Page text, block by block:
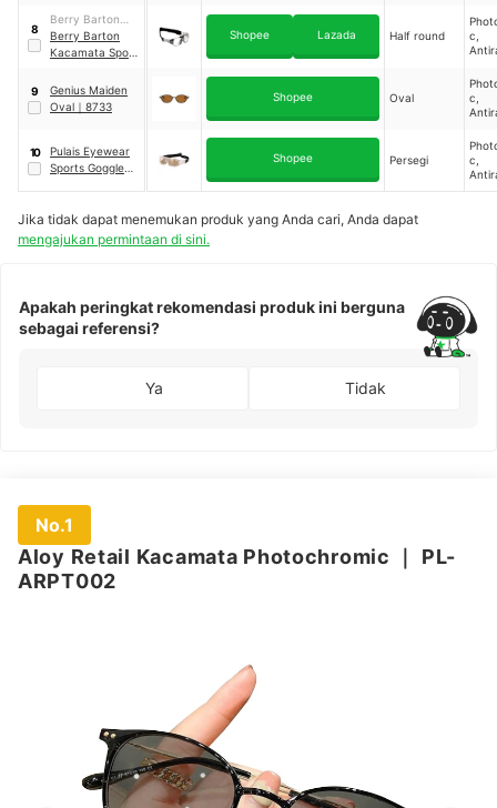
Square
8
Berry Barton
Eyewear
Berry Barton
Kacamata Sport
Photocromic ｜
036
Shopee Lazada Half round
c,
9
Genius Maiden
Oval ｜ 8733
Shopee Oval
c,
10
Pulais Eyewear
Sports Goggles
Shopee Persegi
c,
Jika tidak dapat menemukan produk yang Anda cari, Anda dapat
mengajukan permintaan di sini.
Apakah peringkat rekomendasi produk ini berguna
sebagai referensi?
Ya Tidak
No.1
Aloy Retail Kacamata Photochromic ｜ PL-
ARPT002